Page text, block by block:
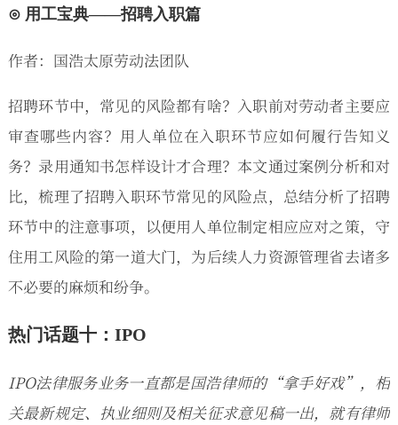
⊙ 用工宝典——招聘入职篇
作者：国浩太原劳动法团队
招聘环节中，常见的风险都有啥？入职前对劳动者主要应
审查哪些内容？用人单位在入职环节应如何履行告知义
务？录用通知书怎样设计才合理？本文通过案例分析和对
比，梳理了招聘入职环节常见的风险点，总结分析了招聘
环节中的注意事项，以便用人单位制定相应应对之策，守
住用工风险的第一道大门，为后续人力资源管理省去诸多
不必要的麻烦和纷争。
热门话题十：IPO
IPO法律服务业务一直都是国浩律师的“拿手好戏”，相
关最新规定、执业细则及相关征求意见稿一出，就有律师